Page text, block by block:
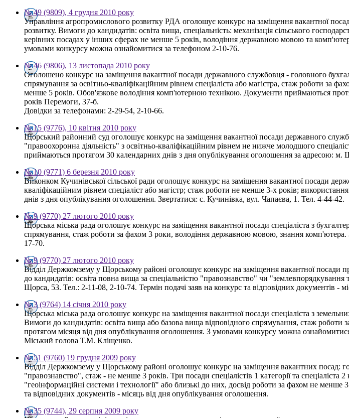
№ 49 (9809), 4 грудня 2010 року
Управління агропромислового розвитку РДА оголошує конкурс на заміщення вакантної
розвитку. Вимоги до кандидатів: освіта вища, спеціальність: механізація сільського
керівних посадах у інших сферах не менше 5 років, володіння державною мовою та
умовами конкурсу можна ознайомитися за телефоном 2-10-76.
№ 46 (9806), 13 листопада 2010 року
Оголошено конкурс на заміщення вакантної посади державного службовця - головного
спрямування за освітньо-кваліфікаційним рівнем спеціаліста або магістра, стаж роботи за
менше 5 років. Обов'язкове володіння комп'ютерною технікою. Документи приймаються
років Перемоги, 37-б.
Довідки за телефонами: 2-29-54, 2-10-66.
№ 15 (9776), 10 квітня 2010 року
Щорський районний суд оголошує конкурс на заміщення вакантної посади державного
"правоохоронна діяльність" з освітньо-кваліфікаційним рівнем не нижче молодшого
приймаються протягом 30 календарних днів з дня опублікування оголошення за адресою:
№ 10 (9771) 6 березня 2010 року
Виконком Кучинівської сільської ради оголошує конкурс на заміщення вакантної посади
кваліфікаційним рівнем спеціаліст або магістр; стаж роботи не менше 3-х років;
днів з дня опублікування оголошення. Звертатися: с. Кучинівка, вул. Чапаєва, 1. Тел. 4-44-42.
№ 9 (9770) 27 лютого 2010 року
Щорська міська рада оголошує конкурс на заміщення вакантної посади спеціаліста з
спрямування, стаж роботи за фахом 3 роки, володіння державною мовою, знання
17-70.
№ 9 (9770) 27 лютого 2010 року
Відділ Держкомзему у Щорському районі оголошує конкурс на заміщення вакантної посади
до кандидатів: освіта повна вища за спеціальністю "правознавство" чи
Щорса, 53. Тел.: 2-11-08, 2-10-74. Термін подачі заяв на конкурс та відповідних документів -
№ 3 (9764) 14 січня 2010 року
Щорська міська рада оголошує конкурс на заміщення вакантної посади спеціаліста з
Вимоги до кандидатів: освіта вища або базова вища відповідного спрямування, стаж
протягом місяця від дня опублікування оголошення. З умовами конкурсу можна
Міський голова Т.М. Кліщенко.
№ 51 (9760) 19 грудня 2009 року
Відділ Держкомзему у Щорському районі оголошує конкурс на заміщення вакантних посад:
"правознавство", стаж - не менше 3 років. Три посади спеціалістів 1 категорії та
"геоінформаційні системи і технології" або близькі до них, досвід роботи за фахом не
та відповідних документів - місяць від дня опублікування оголошення.
№ 35 (9744), 29 серпня 2009 року